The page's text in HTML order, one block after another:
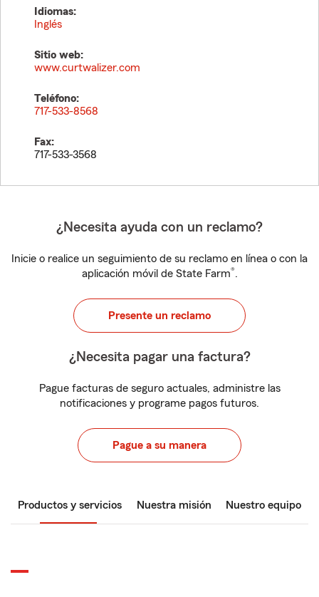
Idiomas:
Inglés
Sitio web:
www.curtwalizer.com
Teléfono:
717-533-8568
Fax:
717-533-3568
¿Necesita ayuda con un reclamo?
Inicie o realice un seguimiento de su reclamo en línea o con la
aplicación móvil de State Farm®.
Presente un reclamo
¿Necesita pagar una factura?
Pague facturas de seguro actuales, administre las
notificaciones y programe pagos futuros.
Pague a su manera
Productos y servicios Nuestra misión Nuestro equipo